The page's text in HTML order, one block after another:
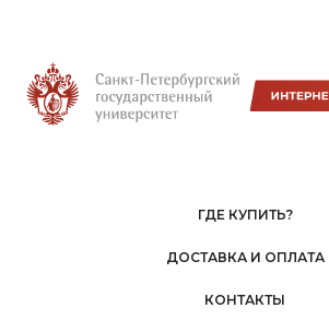
ГДЕ КУПИТЬ?
ДОСТАВКА И ОПЛАТА
КОНТАКТЫ